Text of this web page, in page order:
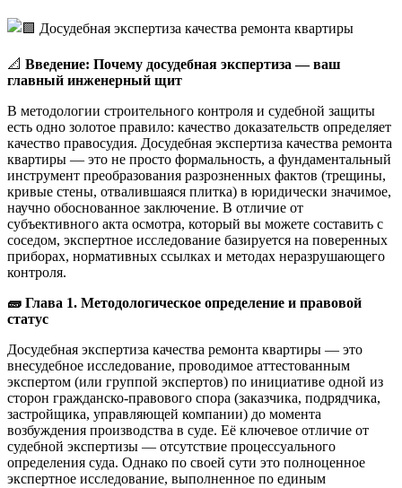
📐 Введение: Почему досудебная экспертиза — ваш
главный инженерный щит
В методологии строительного контроля и судебной защиты
есть одно золотое правило: качество доказательств определяет
качество правосудия. Досудебная экспертиза качества ремонта
квартиры — это не просто формальность, а фундаментальный
инструмент преобразования разрозненных фактов (трещины,
кривые стены, отвалившаяся плитка) в юридически значимое,
научно обоснованное заключение. В отличие от
субъективного акта осмотра, который вы можете составить с
соседом, экспертное исследование базируется на поверенных
приборах, нормативных ссылках и методах неразрушающего
контроля.
🧱 Глава 1. Методологическое определение и правовой
статус
Досудебная экспертиза качества ремонта квартиры — это
внесудебное исследование, проводимое аттестованным
экспертом (или группой экспертов) по инициативе одной из
сторон гражданско-правового спора (заказчика, подрядчика,
застройщика, управляющей компании) до момента
возбуждения производства в суде. Её ключевое отличие от
судебной экспертизы — отсутствие процессуального
определения суда. Однако по своей сути это полноценное
экспертное исследование, выполненное по единым